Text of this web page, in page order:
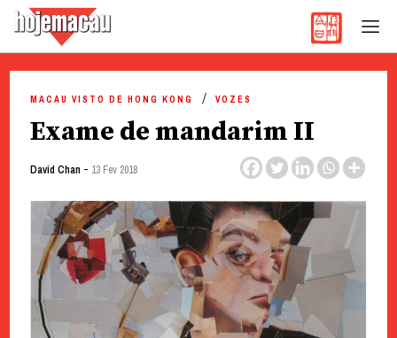
content
MACAU VISTO DE HONG KONG VOZES
Exame de mandarim II
David Chan - 13 Fev 2018